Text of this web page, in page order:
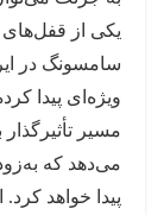
یکی از
سامسونگ در
ویژه‌ای پیدا
مسیر
می‌دهد که
پیدا خواهد